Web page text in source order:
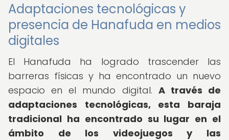
Adaptaciones tecnológicas y
presencia de Hanafuda en medios
digitales
El Hanafuda ha logrado trascender las
barreras físicas y ha encontrado un nuevo
espacio en el mundo digital. A través de
adaptaciones tecnológicas, esta baraja
tradicional ha encontrado su lugar en el
ámbito de los videojuegos y las